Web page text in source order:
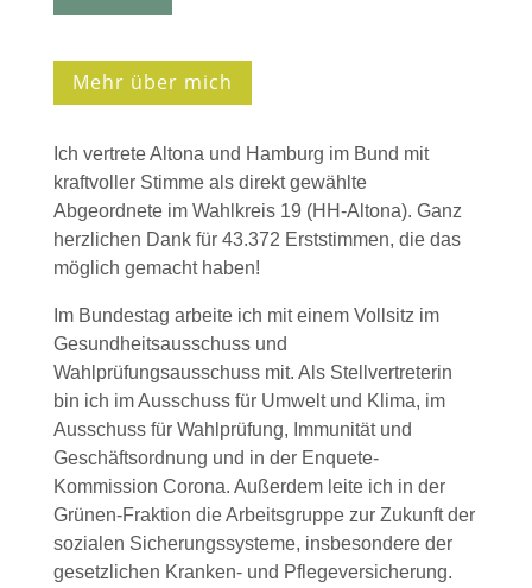
Mehr über mich
Ich vertrete Altona und Hamburg im Bund mit
kraftvoller Stimme als direkt gewählte
Abgeordnete im Wahlkreis 19 (HH-Altona). Ganz
herzlichen Dank für 43.372 Erststimmen, die das
möglich gemacht haben!
Im Bundestag arbeite ich mit einem Vollsitz im
Gesundheitsausschuss und
Wahlprüfungsausschuss mit. Als Stellvertreterin
bin ich im Ausschuss für Umwelt und Klima, im
Ausschuss für Wahlprüfung, Immunität und
Geschäftsordnung und in der Enquete-
Kommission Corona. Außerdem leite ich in der
Grünen-Fraktion die Arbeitsgruppe zur Zukunft der
sozialen Sicherungssysteme, insbesondere der
gesetzlichen Kranken- und Pflegeversicherung.